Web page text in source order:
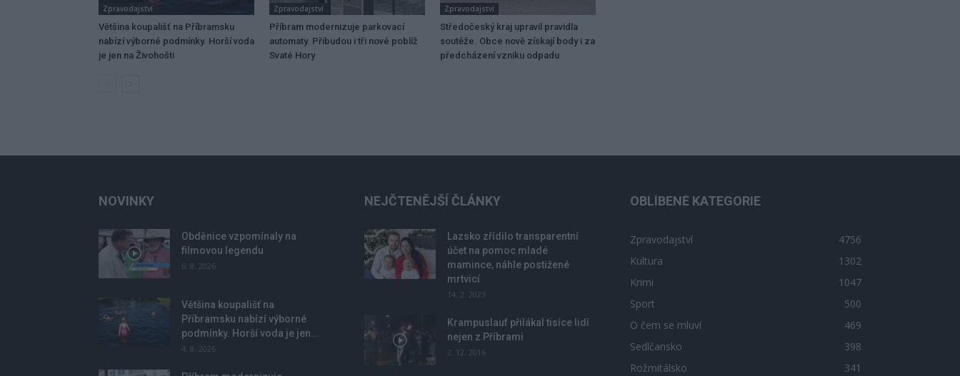
Zpravodajství
Většina koupališť na Příbramsku
nabízí výborné podmínky. Horší voda
je jen na Živohošti
Zpravodajství
Příbram modernizuje parkovací
automaty. Přibudou i tři nové poblíž
Svaté Hory
Zpravodajství
Středočeský kraj upravil pravidla
soutěže. Obce nově získají body i za
předcházení vzniku odpadu
NOVINKY
Obděnice vzpomínaly na
filmovou legendu
6. 8. 2026
Většina koupališť na
Příbramsku nabízí výborné
podmínky. Horší voda je jen...
4. 8. 2026
NEJČTENĚJŠÍ ČLÁNKY
Lazsko zřídilo transparentní
účet na pomoc mladé
mamince, náhle postižené
mrtvicí
14. 2. 2023
Krampuslauf přilákal tisíce lidí
nejen z Příbrami
2. 12. 2016
OBLÍBENÉ KATEGORIE
Zpravodajství
4756
Kultura
1302
Krimi
1047
Sport
500
O čem se mluví
469
Sedlčansko
398
Rožmitálsko
341